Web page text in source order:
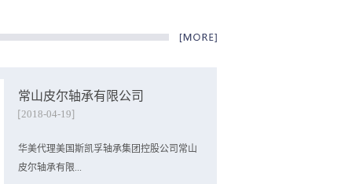
常山皮尔轴承有限公司
2018-04-19
华美代理美国斯凯孚轴承集团控股公司常山
皮尔轴承有限...